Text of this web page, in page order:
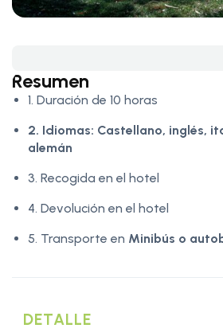
Resumen
1. Duración de 10 horas
2. Idiomas: Castellano, inglés,
alemán
3. Recogida en el hotel
4. Devolución en el hotel
5. Transporte en Minibús o
DETALLE